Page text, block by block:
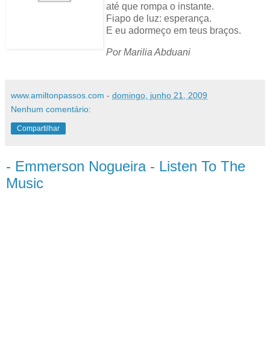
até que rompa o instante.
Fiapo de luz: esperança.
E eu adormeço em teus braços.
Por Marilia Abduani
www.amiltonpassos.com - domingo, junho 21, 2009
Nenhum comentário:
Compartilhar
- Emmerson Nogueira - Listen To The
Music